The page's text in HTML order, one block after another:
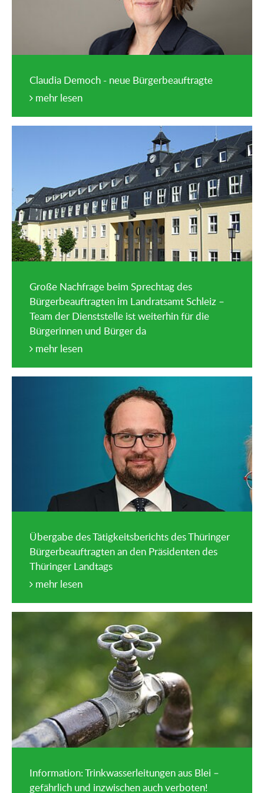
Claudia Democh - neue Bürgerbeauftragte
mehr lesen
Große Nachfrage beim Sprechtag des
Bürgerbeauftragten im Landratsamt Schleiz –
Team der Dienststelle ist weiterhin für die
Bürgerinnen und Bürger da
mehr lesen
Übergabe des Tätigkeitsberichts des Thüringer
Bürgerbeauftragten an den Präsidenten des
Thüringer Landtags
mehr lesen
Information: Trinkwasserleitungen aus Blei –
gefährlich und inzwischen auch verboten!